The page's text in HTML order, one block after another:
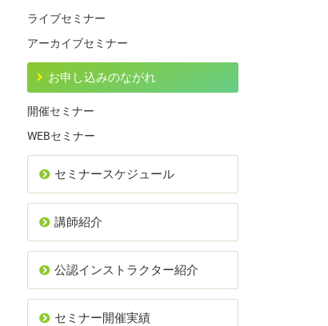
ライブセミナー
アーカイブセミナー
お申し込みのながれ
開催セミナー
WEBセミナー
セミナースケジュール
講師紹介
公認インストラクター紹介
セミナー開催実績